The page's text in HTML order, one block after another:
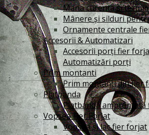
Mana curenta si
Mânere și silduri
Ornamente centrale
Accesorii & Automatizari
Accesorii porți fier
Automatizări porți
Prim montanti
Prim montanți din fier
Platbanda
Platbandă
Vopsea Fier Forjat
Vopsea și lac fier forjat